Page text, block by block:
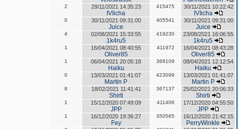
2 29/11/2021 14:35:23
IVIicha
415475 30/11/2021 10:22:42
IVIicha
0 30/11/2021 09:31:00
Juice
405541 30/11/2021 09:31:00
Juice
4 02/08/2021 15:33:55
1k4ru5
419230 23/08/2021 16:06:55
1k4ru5
1 16/04/2021 08:40:55
Oliver85
411972 16/04/2021 08:43:28
Oliver85
1 06/04/2021 20:05:18
Haiku
368109 08/04/2021 12:12:54
Haiku
0 13/03/2021 01:41:07
Martin P
423099 13/03/2021 01:41:07
Martin P
8 18/02/2021 11:41:41
Shirti
367137 25/02/2021 20:06:33
Shirti
1 15/12/2020 07:49:09
JPP
411406 17/12/2020 04:55:50
JPP
1 16/12/2020 19:36:27
Fey
350565 16/12/2020 21:42:15
PerryWinkle